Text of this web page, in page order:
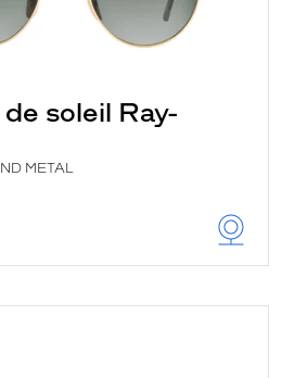
soleil Ray-
METAL